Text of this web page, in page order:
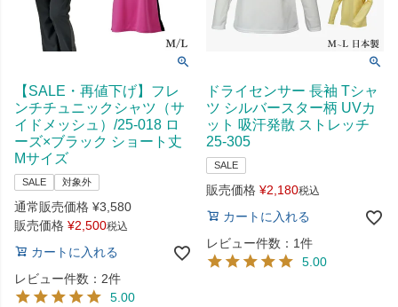
【SALE・再値下げ】フレ
ンチチュニックシャツ（サ
イドメッシュ）/25-018 ロ
ーズ×ブラック ショート丈
Mサイズ
SALE 対象外
通常販売価格 ¥3,580
販売価格 ¥2,500税込
カートに入れる
レビュー件数：2件
5.00
ドライセンサー 長袖 Tシャ
ツ シルバースター柄 UVカ
ット 吸汗発散 ストレッチ
25-305
SALE
販売価格 ¥2,180税込
カートに入れる
レビュー件数：1件
5.00